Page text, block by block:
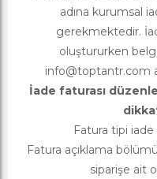
adına kurumsal
gerekmektedir.
oluştururken
info@toptantr.com
İade faturası
Fatura tipi
Fatura açıklama
siparişe ait